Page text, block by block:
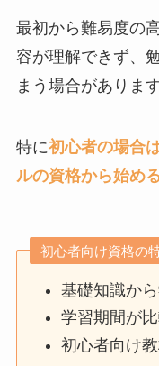
最初から難易度の
容が理解できず、
まう場合があります
特に初心者の場合
ルの資格から始め
初心者向け資格の
基礎知識か
学習期間が
初心者向け